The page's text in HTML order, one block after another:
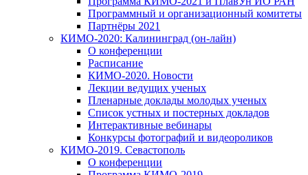
Программный и организационный комитеты
Партнёры 2021
КИМО-2020: Калининград (он-лайн)
О конференции
Расписание
КИМО-2020. Новости
Лекции ведущих ученых
Пленарные доклады молодых ученых
Список устных и постерных докладов
Интерактивные вебинары
Конкурсы фотографий и видеороликов
КИМО-2019. Севастополь
О конференции